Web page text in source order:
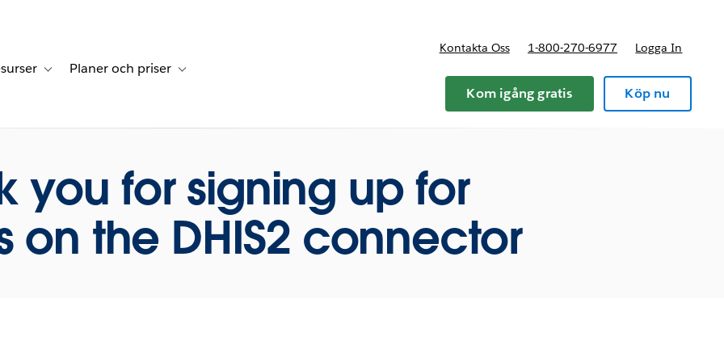
navigation for Lösningar
Toggle sub-navigation for Resurser
Planer och priser Toggle sub-navigation for Planer och priser
Kontakta Oss 1-800-270-6977 Logga In
Kom igång gratis Köp nu
you for signing up for
on the DHIS2 connector